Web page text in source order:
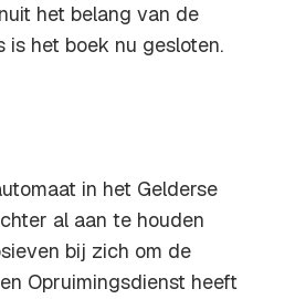
het belang van de
is het boek nu gesloten.
in het Gelderse
al aan te houden
bij zich om de
Opruimingsdienst heeft